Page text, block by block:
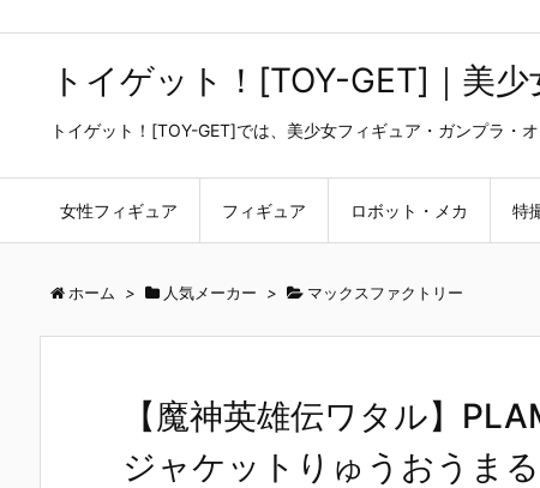
トイゲット！[TOY-GET]｜美
トイゲット！[TOY-GET]では、美少女フィギュア・ガンプラ・
女性フィギュア フィギュア ロボット・メカ 特
ホーム > 人気メーカー > マックスファクトリー
【魔神英雄伝ワタル】
ジャケットりゅうおうま